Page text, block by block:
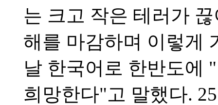
는 크고 작은 테러가
해를 마감하며 이렇게
날 한국어로 한반도에
희망한다"고 말했다.